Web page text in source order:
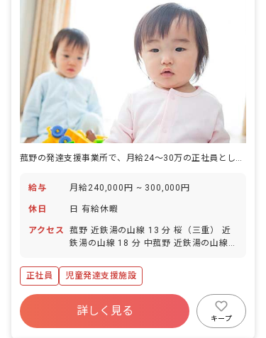
給与 月給240,000円 ~ 300,000円
休日 日 有給休暇
アクセス
菰野 近鉄湯の山線 13 分 桜（三重） 近
鉄湯の山線 18 分 中菰野 近鉄湯の山線
正社員
児童発達支援施設
詳しく見る
キープ